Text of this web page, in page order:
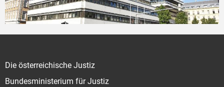
Die österreichische Justiz
Bundesministerium für Justiz